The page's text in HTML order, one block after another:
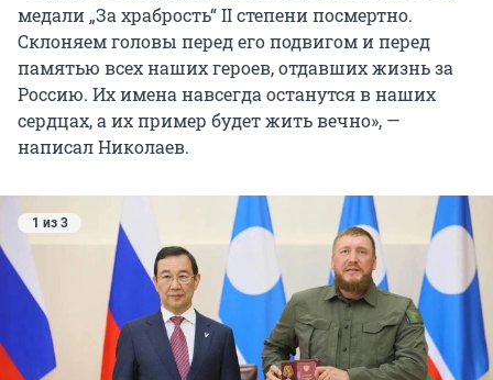
медали „За храбрость“ II степени посмертно.
Склоняем головы перед его подвигом и перед
памятью всех наших героев, отдавших жизнь за
Россию. Их имена навсегда останутся в наших
сердцах, а их пример будет жить вечно», —
написал Николаев.
1 из 3